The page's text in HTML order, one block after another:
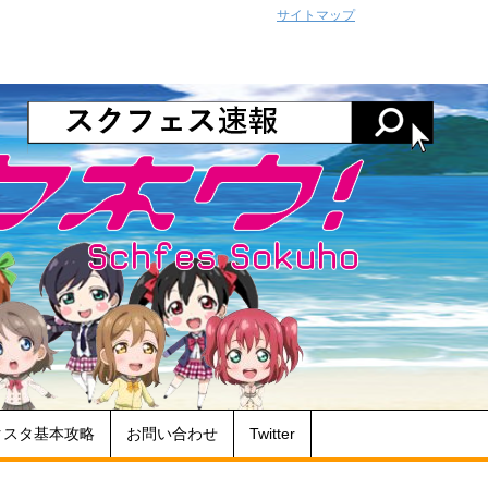
スタ基本攻略 お問い合わせ Twitter
サイトマップ